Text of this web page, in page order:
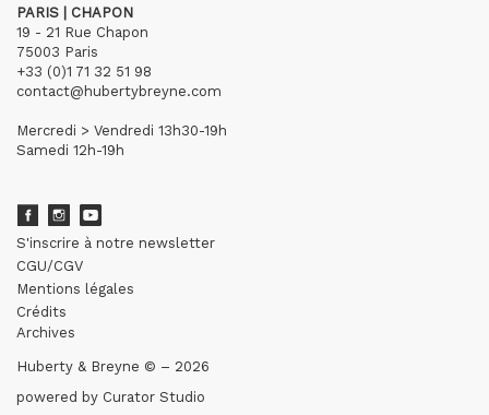
PARIS | CHAPON
19 - 21 Rue Chapon
75003 Paris
+33 (0)1 71 32 51 98
contact@hubertybreyne.com
Mercredi > Vendredi 13h30-19h
Samedi 12h-19h
S'inscrire à notre newsletter
CGU/CGV
Mentions légales
Crédits
Archives
Huberty & Breyne © – 2026
powered by Curator Studio